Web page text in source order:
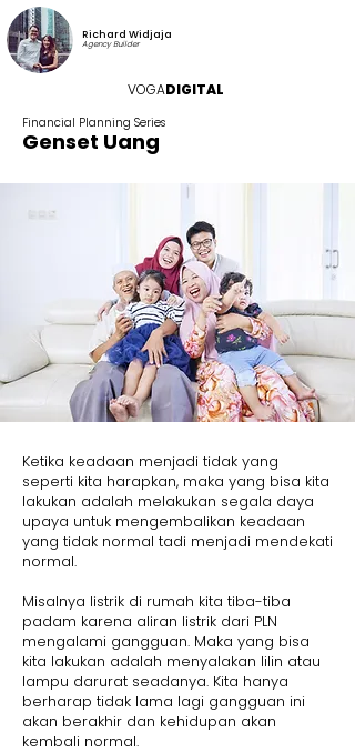
VOGADIGITAL
Richard Widjaja
Agency Builder
Financial Planning Series
Genset Uang
Ketika keadaan menjadi tidak yang
seperti kita harapkan, maka yang bisa kita
lakukan adalah melakukan segala daya
upaya untuk mengembalikan keadaan
yang tidak normal tadi menjadi mendekati
normal.
Misalnya listrik di rumah kita tiba-tiba
padam karena aliran listrik dari PLN
mengalami gangguan. Maka yang bisa
kita lakukan adalah menyalakan lilin atau
lampu darurat seadanya. Kita hanya
berharap tidak lama lagi gangguan ini
akan berakhir dan kehidupan akan
kembali normal.